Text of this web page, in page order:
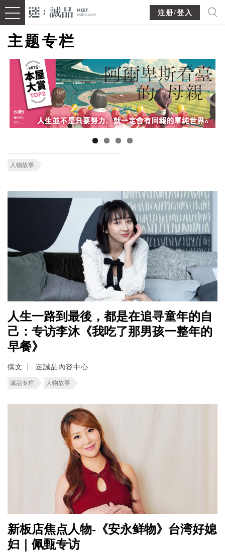
注册/登入
主题专栏
人物故事
人生一路到最後，都是在追寻童年的自
己：专访李沐《我吃了那男孩一整年的
早餐》
撰文 迷誠品內容中心
诚品专栏 人物故事
新板店焦点人物-《安永鲜物》台湾好媳
妇｜佩甄专访